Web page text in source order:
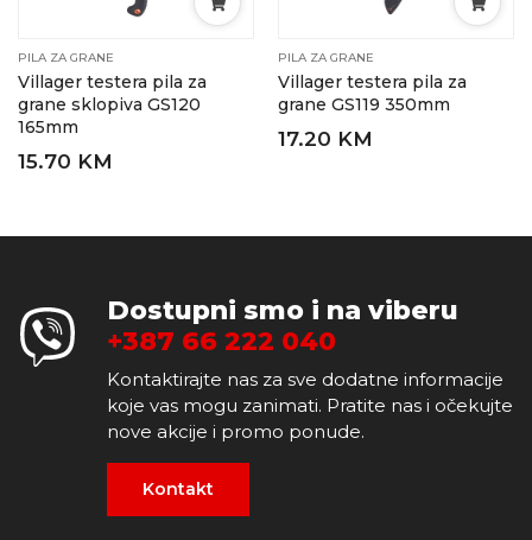
PILA ZA GRANE
Villager testera pila za
grane sklopiva GS120
165mm
15.70 KM
PILA ZA GRANE
Villager testera pila za
grane GS119 350mm
17.20 KM
Dostupni smo i na viberu
+387 66 222 040
Kontaktirajte nas za sve dodatne informacije
koje vas mogu zanimati. Pratite nas i očekujte
nove akcije i promo ponude.
Kontakt